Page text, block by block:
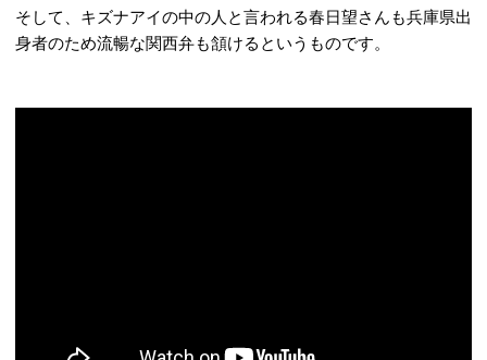
そして、キズナアイの中の人と言われる春日望さんも兵庫県出
身者のため流暢な関西弁も頷けるというものです。